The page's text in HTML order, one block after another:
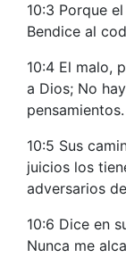
10:3 Porque
Bendice al
10:4 El malo,
a Dios; No
pensamientos.
10:5 Sus
juicios los
adversarios
10:6 Dice en
Nunca me